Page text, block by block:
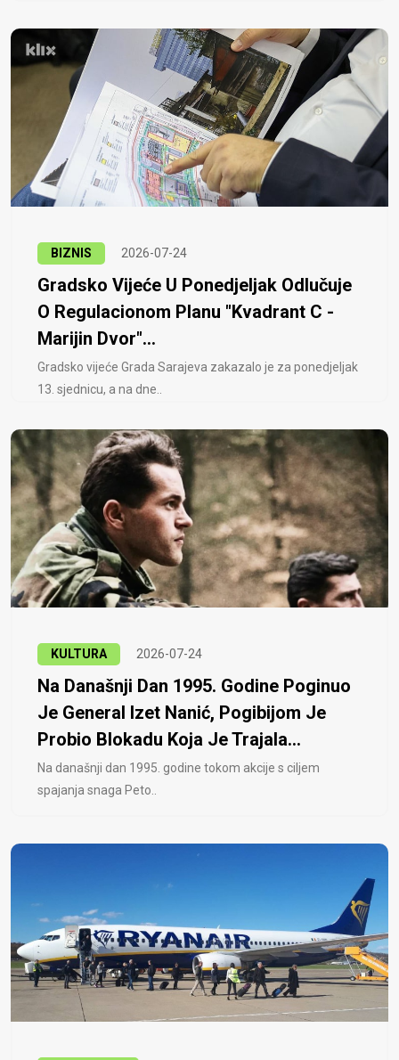
BIZNIS 2026-07-24
Gradsko Vijeće U Ponedjeljak Odlučuje
O Regulacionom Planu "Kvadrant C -
Marijin Dvor"...
Gradsko vijeće Grada Sarajeva zakazalo je za ponedjeljak
13. sjednicu, a na dne..
KULTURA 2026-07-24
Na Današnji Dan 1995. Godine Poginuo
Je General Izet Nanić, Pogibijom Je
Probio Blokadu Koja Je Trajala...
Na današnji dan 1995. godine tokom akcije s ciljem
spajanja snaga Peto..